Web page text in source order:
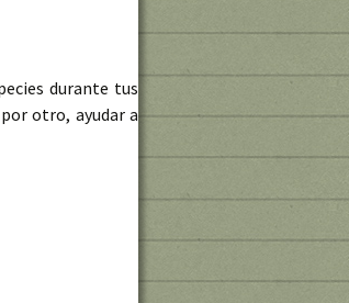
durante tus
otro, ayudar a